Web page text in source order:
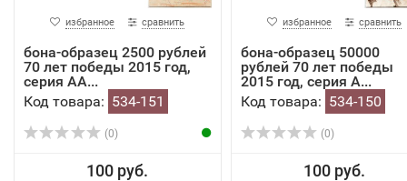
избранное сравнить
бона-образец 2500 рублей
70 лет победы 2015 год,
серия АА...
Код товара: 534-151
(0)
100 руб.
избранное сравнить
бона-образец 50000
рублей 70 лет победы
2015 год, серия А...
Код товара: 534-150
(0)
100 руб.